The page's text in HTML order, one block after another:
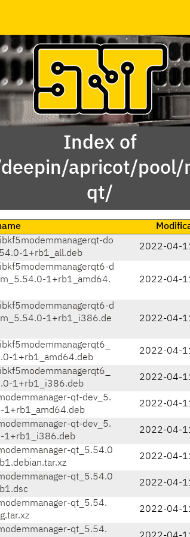
Index of
apricot/pool/
qt/
do
1+rb1_all.deb
2022-04-
d
1+rb1_amd64.
2022-04-
d
1+rb1_i386.de
2022-04-
1+rb1_amd64.deb
2022-04-
1+rb1_i386.deb
2022-04-
qt-dev_5.
1+rb1_amd64.deb
2022-04-
qt-dev_5.
1+rb1_i386.deb
2022-04-
qt_5.54.0
2022-04-
qt_5.54.0
2022-04-
qt_5.54.
2022-04-
qt_5.54.